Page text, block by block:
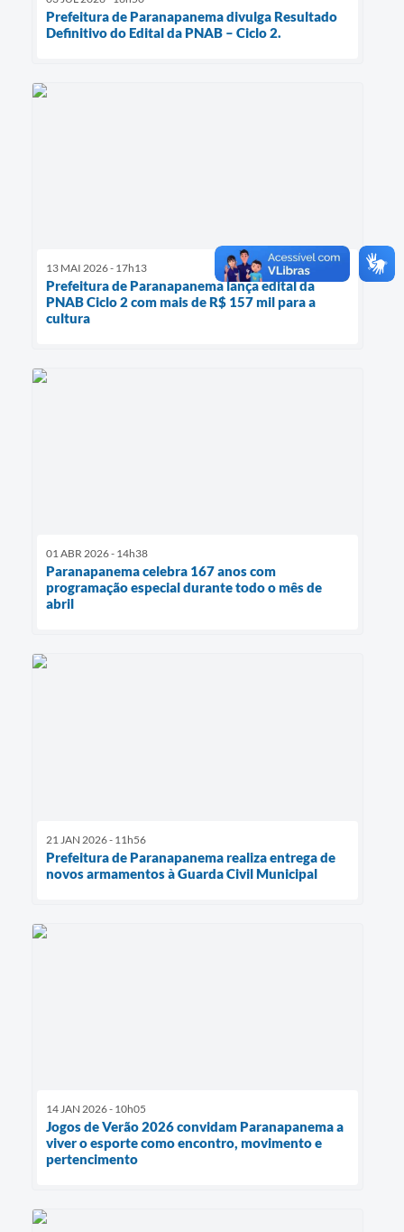
Prefeitura de Paranapanema divulga Resultado
Definitivo do Edital da PNAB – Ciclo 2.
13 MAI 2026 - 17h13
Prefeitura de Paranapanema lança edital da
PNAB Ciclo 2 com mais de R$ 157 mil para a
cultura
01 ABR 2026 - 14h38
Paranapanema celebra 167 anos com
programação especial durante todo o mês de
abril
21 JAN 2026 - 11h56
Prefeitura de Paranapanema realiza entrega de
novos armamentos à Guarda Civil Municipal
14 JAN 2026 - 10h05
Jogos de Verão 2026 convidam Paranapanema a
viver o esporte como encontro, movimento e
pertencimento